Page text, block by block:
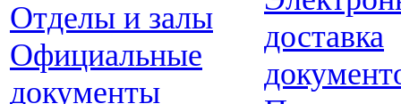
Отделы и залы
Официальные
документы
доставка